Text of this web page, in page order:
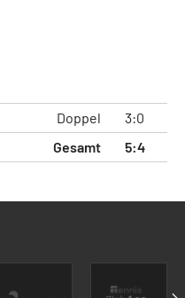
Doppel 3:0
Gesamt
5:4